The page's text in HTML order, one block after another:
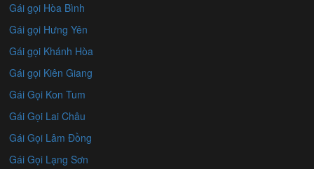
Gái gọi Hòa Bình
Gái gọi Hưng Yên
Gái gọi Khánh Hòa
Gái gọi Kiên Giang
Gái Gọi Kon Tum
Gái Gọi Lai Châu
Gái Gọi Lâm Đồng
Gái Gọi Lạng Sơn